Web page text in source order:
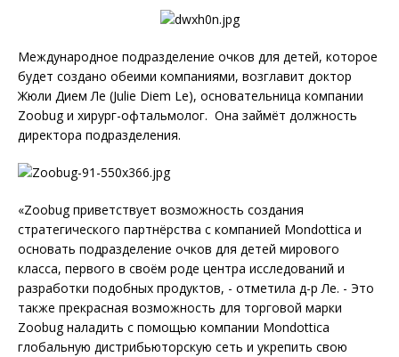
Международное подразделение очков для детей, которое
будет создано обеими компаниями, возглавит доктор
Жюли Дием Ле (Julie Diem Le), основательница компании
Zoobug и хирург-офтальмолог. Она займёт должность
директора подразделения.
«Zoobug приветствует возможность создания
стратегического партнёрства с компанией Mondottica и
основать подразделение очков для детей мирового
класса, первого в своём роде центра исследований и
разработки подобных продуктов, - отметила д-р Ле. - Это
также прекрасная возможность для торговой марки
Zoobug наладить с помощью компании Mondottica
глобальную дистрибьюторскую сеть и укрепить свою